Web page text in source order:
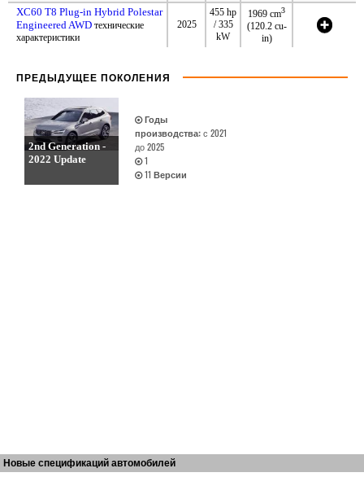
XC60 T8 Plug-in Hybrid Polestar
Engineered AWD технические
характеристики
2025
455 hp
/ 335
kW
1969 cm3
(120.2 cu-
in)
ПРЕДЫДУЩЕЕ ПОКОЛЕНИЯ
2nd Generation -
2022 Update
Годы
производства:с 2021
до 2025
1
11 Версии
Новые спецификаций автомобилей